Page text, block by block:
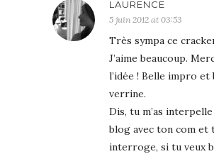
LAURENCE
5 juin 2012 at 03:53
Très sympa ce
J’aime beaucoup.
l’idée ! Belle impro et
verrine.
Dis, tu m’as
blog avec ton com et
interroge, si tu veux